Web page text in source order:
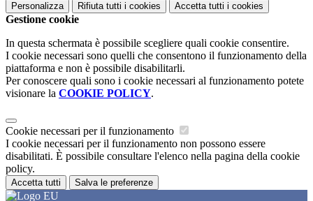
Personalizza Rifiuta tutti i cookies Accetta tutti i cookies
Gestione cookie
In questa schermata è possibile scegliere quali cookie consentire.
I cookie necessari sono quelli che consentono il funzionamento della
piattaforma e non è possibile disabilitarli.
Per conoscere quali sono i cookie necessari al funzionamento potete
visionare la COOKIE POLICY.
Cookie necessari per il funzionamento
I cookie necessari per il funzionamento non possono essere
disabilitati. È possibile consultare l'elenco nella pagina della cookie
policy.
Accetta tutti Salva le preferenze